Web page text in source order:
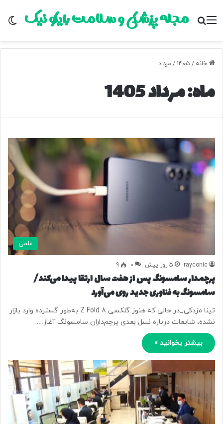
مجله پزشکی و سلامت رایکو نیک منو جستجو برای
خانه / ۱۴۰۵ / مرداد
ماه:مرداد 1405
علمی
rayconic 5 روز پیش 0
9
پرچمدار سامسونگ پس از هفت سال ارتقا پیدا می‌کند/
سامسونگ به فناوری جدید روی می‌آورد
تینا مزدکی_در حالی که هنوز گلکسی Z Fold 8 به‌طور گسترده وارد بازار
نشده، شایعات درباره نسل بعدی پرچم‌داران سامسونگ آغاز…
بیشتر بخوانید »